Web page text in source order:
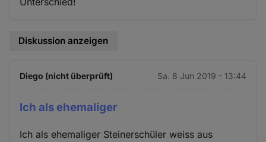
Diskussion anzeigen
Diego (nicht überprüft) Sa. 8 Jun 2019 - 13:44
Ich als ehemaliger
Ich als ehemaliger Steinerschüler weiss aus